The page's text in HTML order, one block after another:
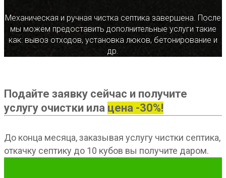
Механическая и ручная чистка септика завершена. После
мы можем предоставить дополнительные услуги такие
как: вывоз отходов, установка люков, бетонирование и
др.
Подайте заявку сейчас и получите
услугу очистки ила цена -30%!
До конца месяца, заказывая услугу чистки септика,
откачку септику до 10 кубов вы получите даром.